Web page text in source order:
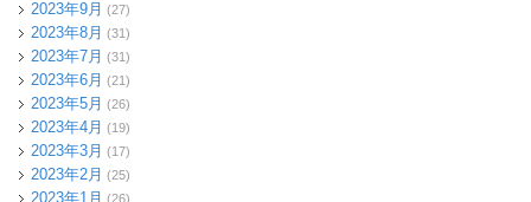
2023年9月 (27)
2023年8月 (31)
2023年7月 (31)
2023年6月 (21)
2023年5月 (26)
2023年4月 (19)
2023年3月 (17)
2023年2月 (25)
2023年1月 (26)